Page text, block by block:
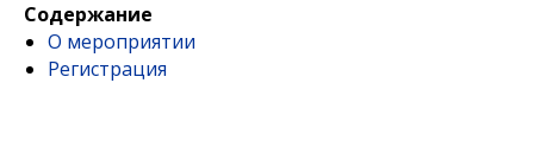
Содержание
О мероприятии
Регистрация